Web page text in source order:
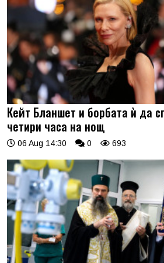
Кейт Бланшет и борбата ѝ да
четири часа на нощ
06 Aug 14:30 0 693